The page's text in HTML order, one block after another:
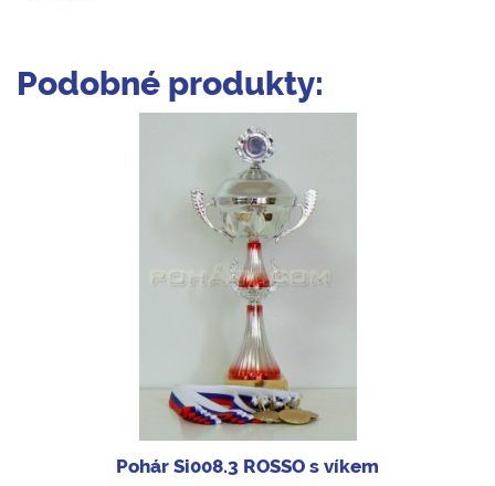
Podobné produkty:
Pohár Si008.3 ROSSO s víkem